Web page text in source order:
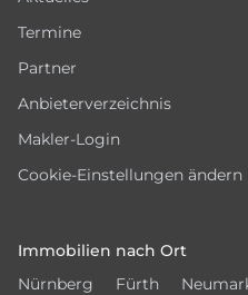
Termine
Partner
Anbieterverzeichnis
Makler-Login
Cookie-Einstellungen ändern
Immobilien nach Ort
Nürnberg
Fürth